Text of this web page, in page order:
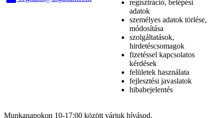
regisztráció, belépési
adatok
személyes adatok törlése,
módosítása
szolgáltatások,
hirdetéscsomagok
fizetéssel kapcsolatos
kérdések
felületek használata
fejlesztési javaslatok
hibabejelentés
Munkanapokon 10-17:00 között várjuk hívásod.